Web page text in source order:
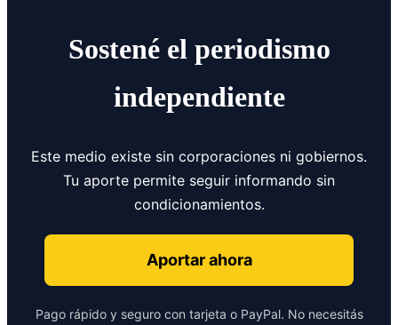
Sostené el periodismo
independiente
Este medio existe sin corporaciones ni gobiernos.
Tu aporte permite seguir informando sin
condicionamientos.
Aportar ahora
Pago rápido y seguro con tarjeta o PayPal. No necesitás